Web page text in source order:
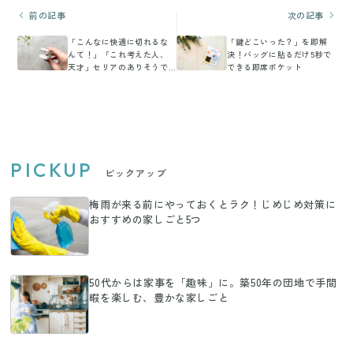
前の記事
「こんなに快適に切れるな
んて！」「これ考えた人、
天才」セリアのありそうで
次の記事
「鍵どこいった？」を即解
決！バッグに貼るだけ5秒で
できる即席ポケット
PICKUP ピックアップ
梅雨が来る前にやっておくとラク！じめじめ対策に
おすすめの家しごと5つ
50代からは家事を「趣味」に。築50年の団地で手間
暇を楽しむ、豊かな家しごと